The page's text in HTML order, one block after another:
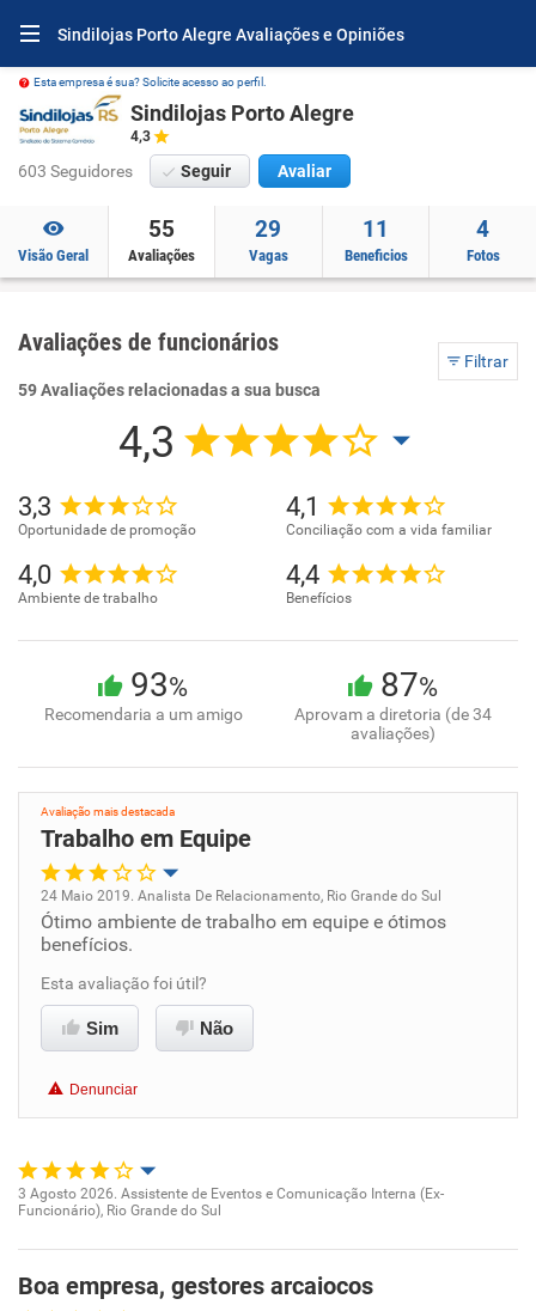
Sindilojas Porto Alegre Avaliações e Opiniões
Esta empresa é sua? Solicite acesso ao perfil.
Sindilojas Porto Alegre
4,3
603 Seguidores Seguir Avaliar
Visão Geral
55
Avaliações
29
Vagas
11
Beneficios
4
Fotos
Avaliações de funcionários
Filtrar
59 Avaliações relacionadas a sua busca
4,3
3,3
Oportunidade de promoção
4,1
Conciliação com a vida familiar
4,0
Ambiente de trabalho
4,4
Benefícios
93%
Recomendaria a um amigo
87%
Aprovam a diretoria (de 34
avaliações)
Avaliação mais destacada
Trabalho em Equipe
Oportunidade de promoção
Ambiente de trabalho
Conciliação com a vida familiar
Recomenda esta empresa
24 Maio 2019. Analista De Relacionamento, Rio Grande do Sul
Ótimo ambiente de trabalho em equipe e ótimos
benefícios.
Esta avaliação foi útil?
Sim Não
Denunciar
Oportunidade de promoção
Ambiente de trabalho
3 Agosto 2026. Assistente de Eventos e Comunicação Interna (Ex-
Funcionário), Rio Grande do Sul
Boa empresa, gestores arcaiocos